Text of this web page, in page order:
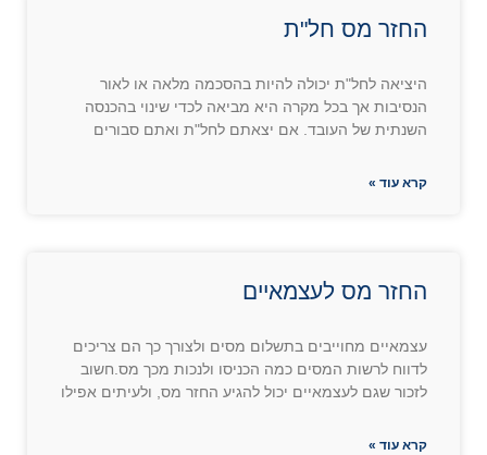
החזר מס חל"ת
היציאה לחל"ת יכולה להיות בהסכמה מלאה או לאור
הנסיבות אך בכל מקרה היא מביאה לכדי שינוי בהכנסה
השנתית של העובד. אם יצאתם לחל"ת ואתם סבורים
קרא עוד »
החזר מס לעצמאיים
עצמאיים מחוייבים בתשלום מסים ולצורך כך הם צריכים
לדווח לרשות המסים כמה הכניסו ולנכות מכך מס.חשוב
לזכור שגם לעצמאיים יכול להגיע החזר מס, ולעיתים אפילו
קרא עוד »